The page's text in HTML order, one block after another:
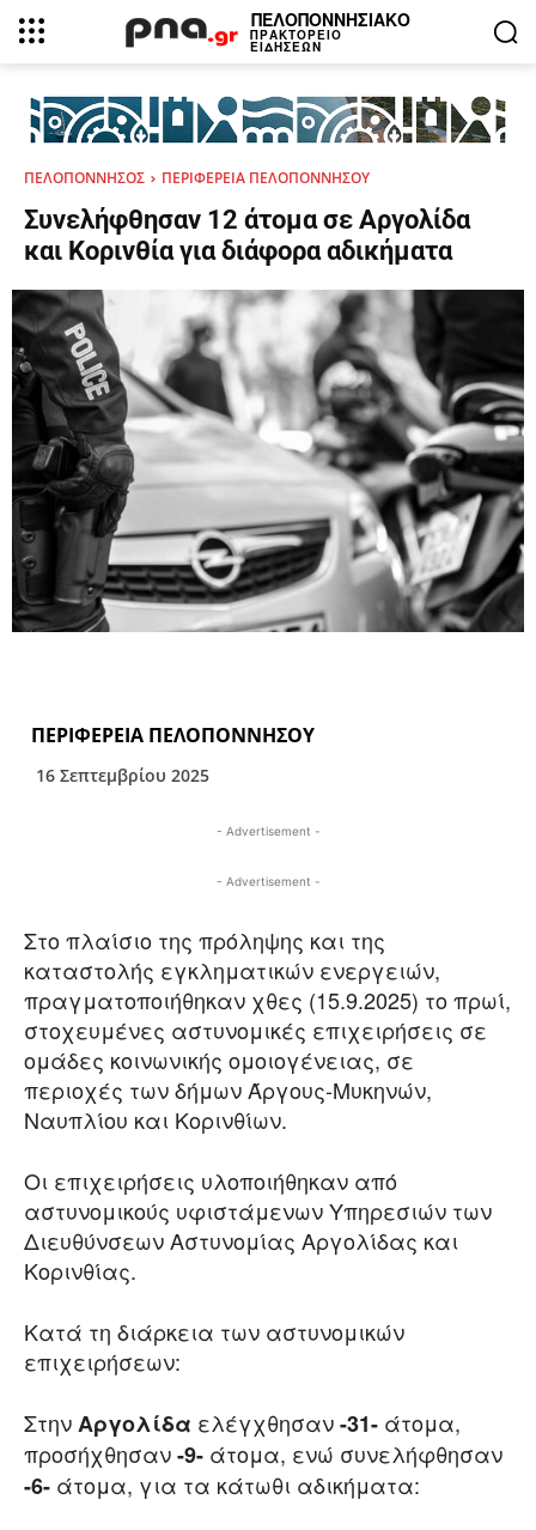
ΠΕΛΟΠΟΝΝΗΣΙΑΚΟ
ΠΡΑΚΤΟΡΕΙΟ
ΕΙΔΗΣΕΩΝ
ΠΕΛΟΠΟΝΝΗΣΟΣ ΠΕΡΙΦΕΡΕΙΑ ΠΕΛΟΠΟΝΝΗΣΟΥ
Συνελήφθησαν 12 άτομα σε Αργολίδα
και Κορινθία για διάφορα αδικήματα
ΠΕΡΙΦΕΡΕΙΑ ΠΕΛΟΠΟΝΝΗΣΟΥ
16 Σεπτεμβρίου 2025
- Advertisement -
- Advertisement -
Στο πλαίσιο της πρόληψης και της
καταστολής εγκληματικών ενεργειών,
πραγματοποιήθηκαν χθες (15.9.2025) το πρωί,
στοχευμένες αστυνομικές επιχειρήσεις σε
ομάδες κοινωνικής ομοιογένειας, σε
περιοχές των δήμων Άργους-Μυκηνών,
Ναυπλίου και Κορινθίων.
Οι επιχειρήσεις υλοποιήθηκαν από
αστυνομικούς υφιστάμενων Υπηρεσιών των
Διευθύνσεων Αστυνομίας Αργολίδας και
Κορινθίας.
Κατά τη διάρκεια των αστυνομικών
επιχειρήσεων:
ΣτηνΑργολίδα ελέγχθησαν-31- άτομα,
προσήχθησαν-9- άτομα, ενώ συνελήφθησαν
-6- άτομα, για τα κάτωθι αδικήματα: